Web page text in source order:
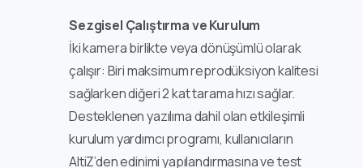
Sezgisel Çalıştırma ve Kurulum
İki kamera birlikte veya dönüşümlü olarak
çalışır: Biri maksimum reprodüksiyon kalitesi
sağlarken diğeri 2 kat tarama hızı sağlar.
Desteklenen yazılıma dahil olan etkileşimli
kurulum yardımcı programı, kullanıcıların
AltiZ’den edinimi yapılandırmasına ve test